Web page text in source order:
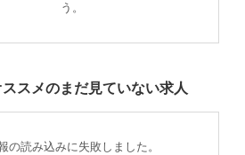
う。
スメのまだ見ていない求人
の読み込みに失敗しました。